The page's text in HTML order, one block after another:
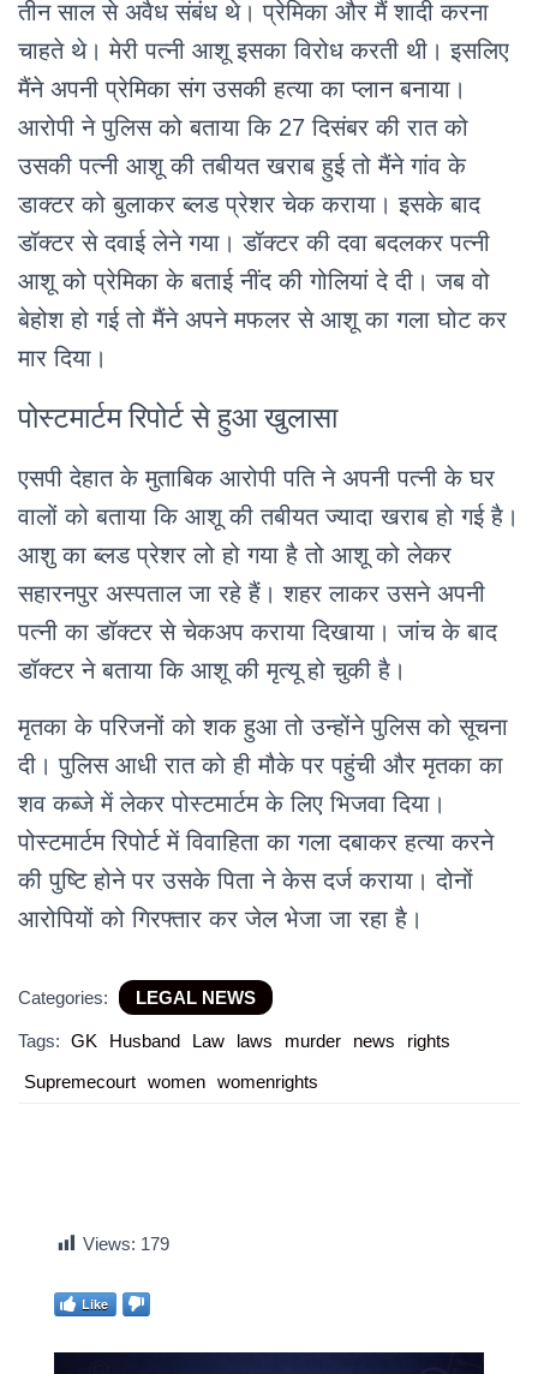
तीन साल से अवैध संबंध थे। प्रेमिका और मैं शादी करना
चाहते थे। मेरी पत्नी आशू इसका विरोध करती थी। इसलिए
मैंने अपनी प्रेमिका संग उसकी हत्या का प्लान बनाया।
आरोपी ने पुलिस को बताया कि 27 दिसंबर की रात को
उसकी पत्नी आशू की तबीयत खराब हुई तो मैंने गांव के
डाक्टर को बुलाकर ब्लड प्रेशर चेक कराया। इसके बाद
डॉक्टर से दवाई लेने गया। डॉक्टर की दवा बदलकर पत्नी
आशू को प्रेमिका के बताई नींद की गोलियां दे दी। जब वो
बेहोश हो गई तो मैंने अपने मफलर से आशू का गला घोट कर
मार दिया।
पोस्टमार्टम रिपोर्ट से हुआ खुलासा
एसपी देहात के मुताबिक आरोपी पति ने अपनी पत्नी के घर
वालों को बताया कि आशू की तबीयत ज्यादा खराब हो गई है।
आशु का ब्लड प्रेशर लो हो गया है तो आशू को लेकर
सहारनपुर अस्पताल जा रहे हैं। शहर लाकर उसने अपनी
पत्नी का डॉक्टर से चेकअप कराया दिखाया। जांच के बाद
डॉक्टर ने बताया कि आशू की मृत्यू हो चुकी है।
मृतका के परिजनों को शक हुआ तो उन्होंने पुलिस को सूचना
दी। पुलिस आधी रात को ही मौके पर पहुंची और मृतका का
शव कब्जे में लेकर पोस्टमार्टम के लिए भिजवा दिया।
पोस्टमार्टम रिपोर्ट में विवाहिता का गला दबाकर हत्या करने
की पुष्टि होने पर उसके पिता ने केस दर्ज कराया। दोनों
आरोपियों को गिरफ्तार कर जेल भेजा जा रहा है।
Categories: LEGAL NEWS
Tags: GK Husband Law laws murder news
rights
Supremecourt women womenrights
Views: 179
Like